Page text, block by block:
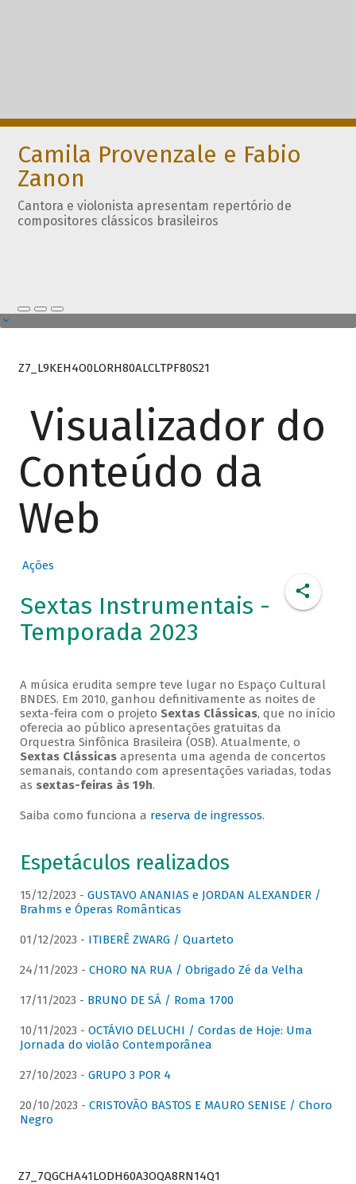
Camila Provenzale e Fabio
Zanon
Cantora e violonista apresentam repertório de
compositores clássicos brasileiros
Z7_L9KEH4O0LORH80ALCLTPF80S21
Visualizador do
Conteúdo da
Web
Ações
Sextas Instrumentais -
Temporada 2023
A música erudita sempre teve lugar no Espaço Cultural
BNDES. Em 2010, ganhou definitivamente as noites de
sexta-feira com o projeto Sextas Clássicas, que no início
oferecia ao público apresentações gratuitas da
Orquestra Sinfônica Brasileira (OSB). Atualmente, o
Sextas Clássicasapresenta uma agenda de concertos
semanais, contando com apresentações variadas, todas
as sextas-feiras às 19h.
Saiba como funciona a reserva de ingressos.
Espetáculos realizados
15/12/2023 - GUSTAVO ANANIAS e JORDAN ALEXANDER /
Brahms e Óperas Românticas
01/12/2023 - ITIBERÊ ZWARG / Quarteto
24/11/2023 - CHORO NA RUA / Obrigado Zé da Velha
17/11/2023 - BRUNO DE SÁ / Roma 1700
10/11/2023 - OCTÁVIO DELUCHI / Cordas de Hoje: Uma
Jornada do violão Contemporânea
27/10/2023 - GRUPO 3 POR 4
20/10/2023 - CRISTOVÃO BASTOS E MAURO SENISE / Choro
Negro
Z7_7QGCHA41LODH60A3OQA8RN14Q1